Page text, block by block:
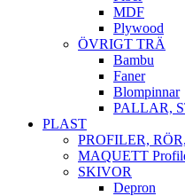
MDF
Plywood
ÖVRIGT TRÄ
Bambu
Faner
Blompinnar
PALLAR,
PLAST
PROFILER,
MAQUETT
SKIVOR
Depron